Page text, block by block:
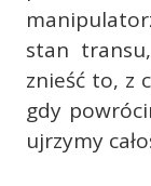
stan
znieść to, z
gdy
ujrzymy